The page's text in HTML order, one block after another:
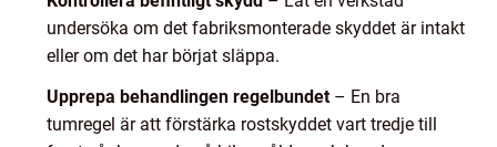
undersöka om det fabriksmonterade skyddet är intakt
eller om det har börjat släppa.
Upprepa behandlingen regelbundet– En bra
tumregel är att förstärka rostskyddet vart tredje till